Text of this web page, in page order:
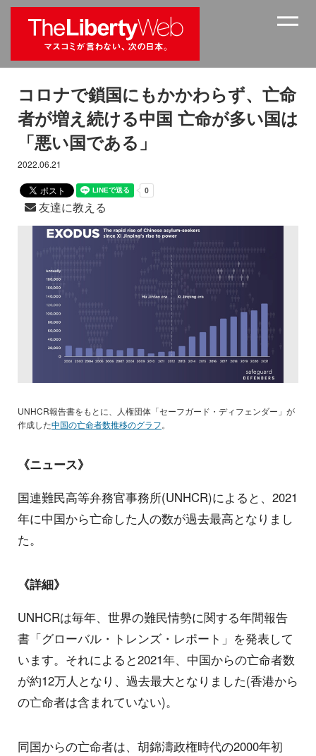
コロナで鎖国にもかかわらず、亡命
者が増え続ける中国 亡命が多い国は
「悪い国である」
2022.06.21
友達に教える
UNHCR報告書をもとに、人権団体「セーフガード・ディフェンダー」が
作成した中国の亡命者数推移のグラフ。
《ニュース》
国連難民高等弁務官事務所(UNHCR)によると、2021
年に中国から亡命した人の数が過去最高となりまし
た。
《詳細》
UNHCRは毎年、世界の難民情勢に関する年間報告
書「グローバル・トレンズ・レポート」を発表して
います。それによると2021年、中国からの亡命者数
が約12万人となり、過去最大となりました(香港から
の亡命者は含まれていない)。
同国からの亡命者は、胡錦濤政権時代の2000年初